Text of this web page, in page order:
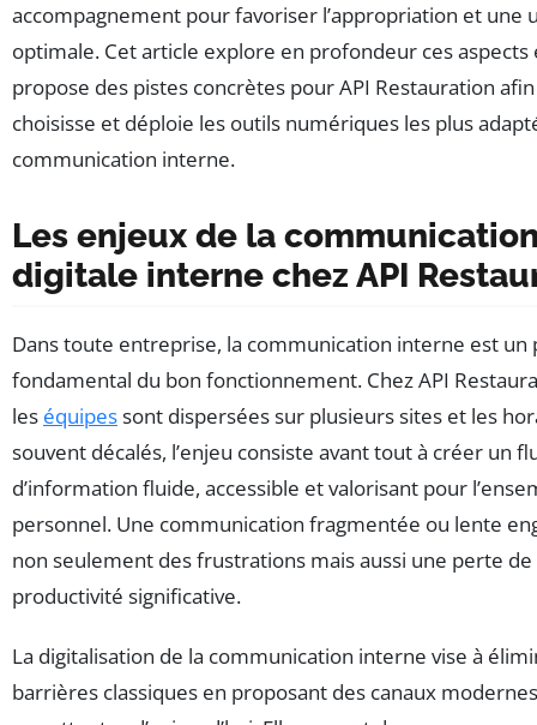
accompagnement pour favoriser l’appropriation et une
optimale. Cet article explore en profondeur ces aspects
propose des pistes concrètes pour API Restauration afin
choisisse et déploie les outils numériques les plus
communication interne.
Les enjeux de la
digitale interne chez API
Dans toute entreprise, la communication interne est un
fondamental du bon fonctionnement. Chez API
les équipessont dispersées sur plusieurs sites et les
souvent décalés, l’enjeu consiste avant tout à créer un
d’information fluide, accessible et valorisant pour
personnel. Une communication fragmentée ou lente
non seulement des frustrations mais aussi une perte de
productivité significative.
La digitalisation de la communication interne vise à
barrières classiques en proposant des canaux